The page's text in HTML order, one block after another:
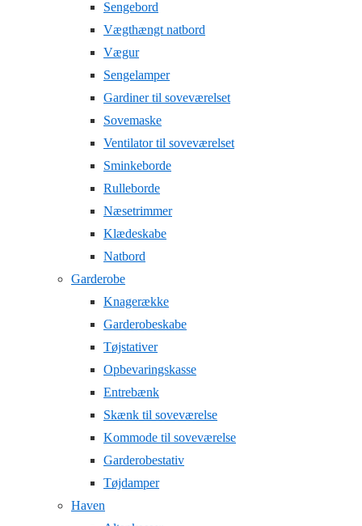
Sengebord
Vægthængt natbord
Vægur
Sengelamper
Gardiner til soveværelset
Sovemaske
Ventilator til soveværelset
Sminkeborde
Rulleborde
Næsetrimmer
Klædeskabe
Natbord
Garderobe
Knagerække
Garderobeskabe
Tøjstativer
Opbevaringskasse
Entrebænk
Skænk til soveværelse
Kommode til soveværelse
Garderobestativ
Tøjdamper
Haven